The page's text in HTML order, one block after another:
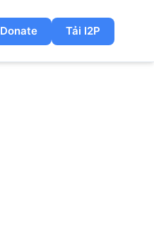
Donate Tải I2P